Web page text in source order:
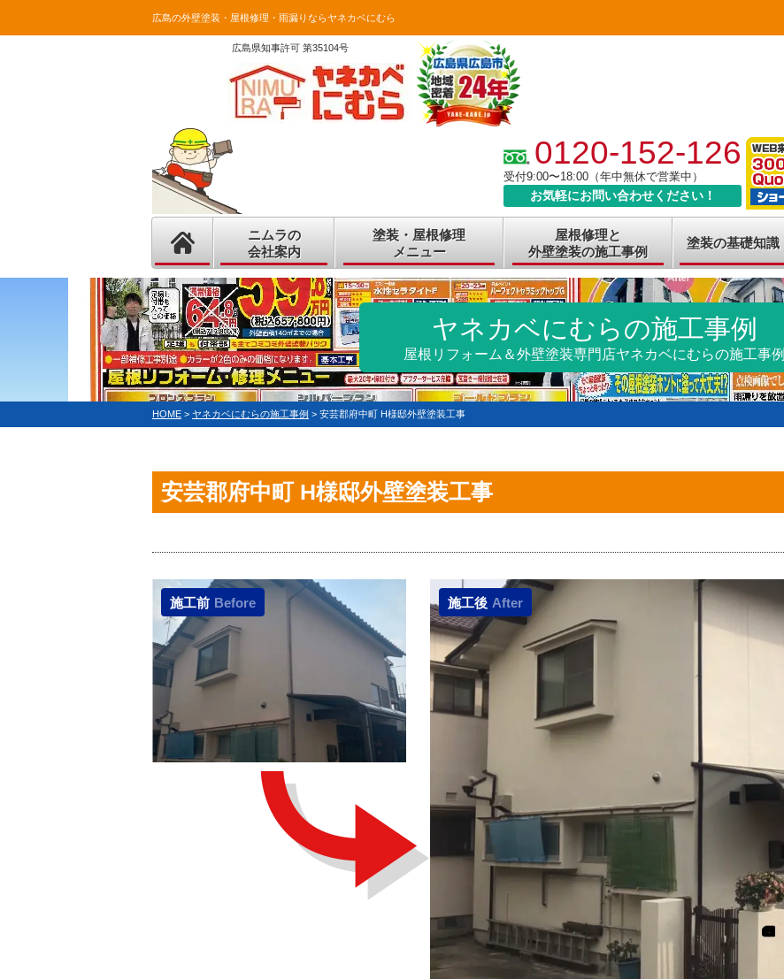
広島の外壁塗装・屋根修理・雨漏りならヤネカベにむら
広島県知事許可 第35104号
0120-152-126
受付9:00〜18:00（年中無休で営業中）
お気軽にお問い合わせください！
ニムラの
会社案内
塗装・屋根修理
メニュー
屋根修理と
外壁塗装の施工事例
塗装の基礎知識
ヤネカベにむらの施工事例
屋根リフォーム＆外壁塗装専門店ヤネカベにむらの施工事例
HOME > ヤネカベにむらの施工事例 > 安芸郡府中町 H様邸外壁塗装工事
安芸郡府中町 H様邸外壁塗装工事
施工後 After
施工前 Before